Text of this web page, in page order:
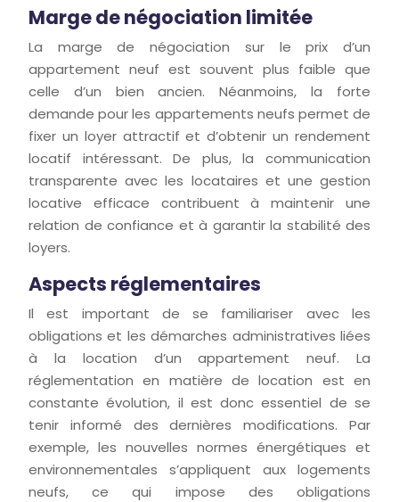
Marge de négociation limitée
La marge de négociation sur le prix d’un
appartement neuf est souvent plus faible que
celle d’un bien ancien. Néanmoins, la forte
demande pour les appartements neufs permet de
fixer un loyer attractif et d’obtenir un rendement
locatif intéressant. De plus, la communication
transparente avec les locataires et une gestion
locative efficace contribuent à maintenir une
relation de confiance et à garantir la stabilité des
loyers.
Aspects réglementaires
Il est important de se familiariser avec les
obligations et les démarches administratives liées
à la location d’un appartement neuf. La
réglementation en matière de location est en
constante évolution, il est donc essentiel de se
tenir informé des dernières modifications. Par
exemple, les nouvelles normes énergétiques et
environnementales s’appliquent aux logements
neufs, ce qui impose des obligations